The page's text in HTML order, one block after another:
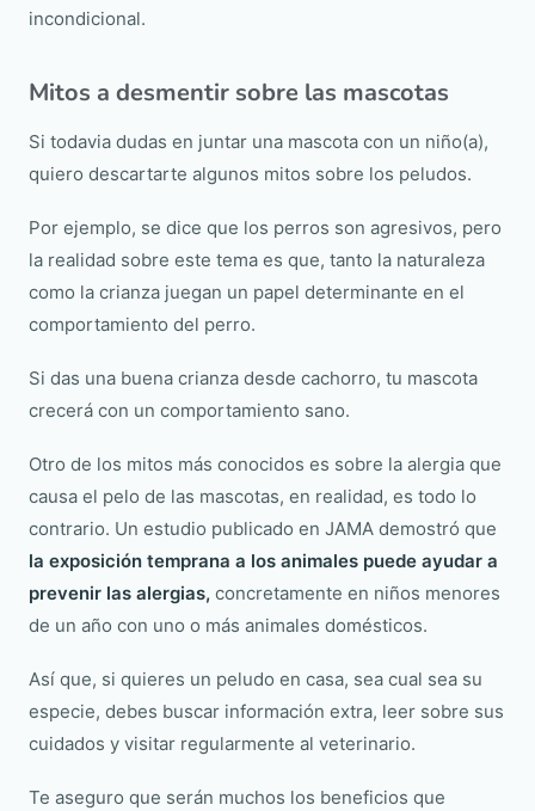
incondicional.
Mitos a desmentir sobre las mascotas
Si todavia dudas en juntar una mascota con un niño(a),
quiero descartarte algunos mitos sobre los peludos.
Por ejemplo, se dice que los perros son agresivos, pero
la realidad sobre este tema es que, tanto la naturaleza
como la crianza juegan un papel determinante en el
comportamiento del perro.
Si das una buena crianza desde cachorro, tu mascota
crecerá con un comportamiento sano.
Otro de los mitos más conocidos es sobre la alergia que
causa el pelo de las mascotas, en realidad, es todo lo
contrario. Un estudio publicado en JAMA demostró que
la exposición temprana a los animales puede ayudar a
prevenir las alergias, concretamente en niños menores
de un año con uno o más animales domésticos.
Así que, si quieres un peludo en casa, sea cual sea su
especie, debes buscar información extra, leer sobre sus
cuidados y visitar regularmente al veterinario.
Te aseguro que serán muchos los beneficios que